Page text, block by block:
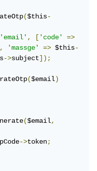
($this-
'email', ['code'
=>
, 'massge' => $this-
->subject]);
($email)
($email,
->token;